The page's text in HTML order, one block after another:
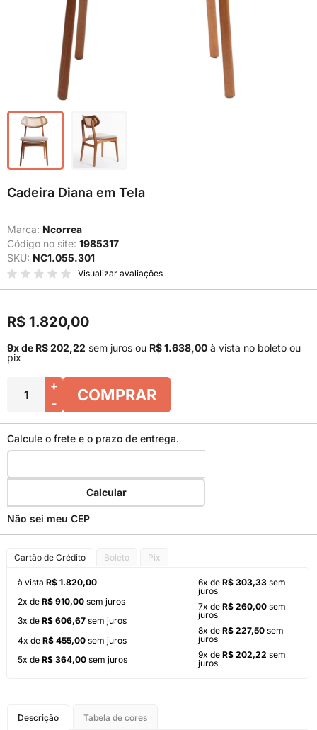
Cadeira Diana em Tela
Marca: Ncorrea
Código no site: 1985317
SKU: NC1.055.301
Visualizar avaliações
R$ 1.820,00
9x de R$ 202,22 sem juros ou R$ 1.638,00 à vista no boleto ou
pix
+
-
COMPRAR
Calcule o frete e o prazo de entrega.
Calcular
Não sei meu CEP
Cartão de Crédito Boleto Pix
à vista R$ 1.820,00
2x de R$ 910,00 sem juros
3x de R$ 606,67 sem juros
4x de R$ 455,00 sem juros
5x de R$ 364,00 sem juros
6x de R$ 303,33 sem
juros
7x de R$ 260,00 sem
juros
8x de R$ 227,50 sem
juros
9x de R$ 202,22 sem
juros
Descrição Tabela de cores